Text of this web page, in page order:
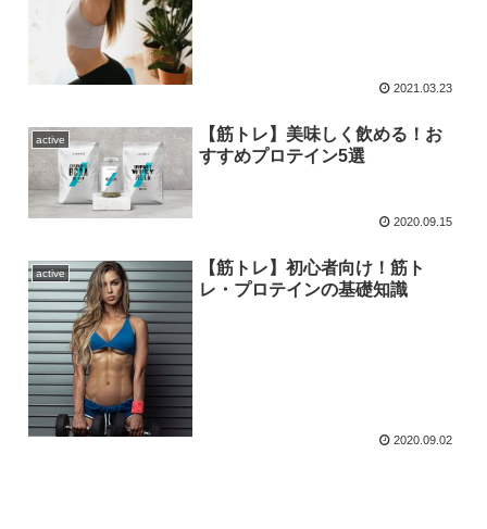
2021.03.23
active
【筋トレ】美味しく飲める！お
すすめプロテイン5選
2020.09.15
active
【筋トレ】初心者向け！筋ト
レ・プロテインの基礎知識
2020.09.02